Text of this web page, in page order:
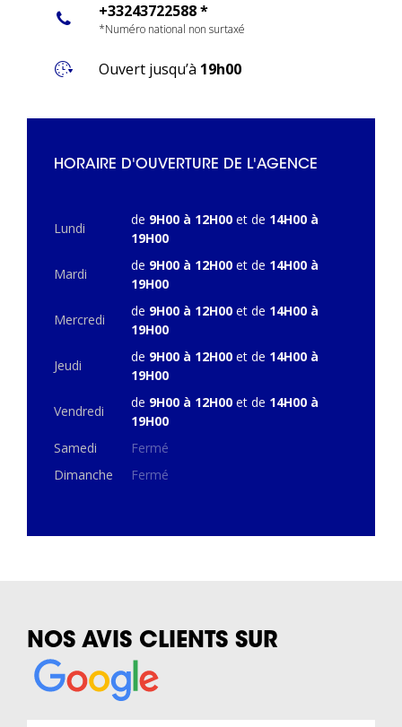
+33243722588 *
*Numéro national non surtaxé
Ouvert jusqu’à 19h00
HORAIRE D'OUVERTURE DE L'AGENCE
Lundi
de 9H00 à 12H00 et de 14H00 à
19H00
Mardi
de 9H00 à 12H00 et de 14H00 à
19H00
Mercredi
de 9H00 à 12H00 et de 14H00 à
19H00
Jeudi
de 9H00 à 12H00 et de 14H00 à
19H00
Vendredi
de 9H00 à 12H00 et de 14H00 à
19H00
Samedi
Fermé
Dimanche
Fermé
NOS AVIS CLIENTS SUR